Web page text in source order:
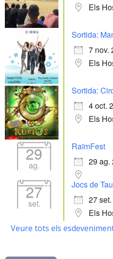
Els
Sortida:
7 nov.
Els
Sortida:
4 oct.
Els
29
ag.
RaïmFest
29 ag.
27
set.
Jocs de
27
Els
Veure tots els